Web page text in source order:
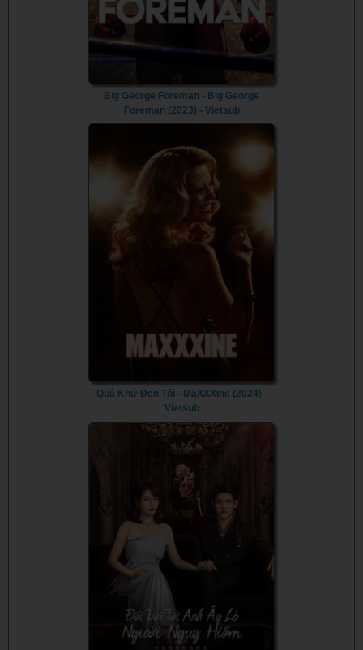
Big George Foreman - Big George
Foreman (2023) - Vietsub
Quá Khứ Đen Tối - MaXXXine (2024) -
Vietsub